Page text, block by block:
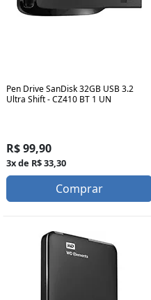
Pen Drive SanDisk 32GB USB 3.2
Ultra Shift - CZ410 BT 1 UN
R$ 99,90
3x de R$ 33,30
Comprar